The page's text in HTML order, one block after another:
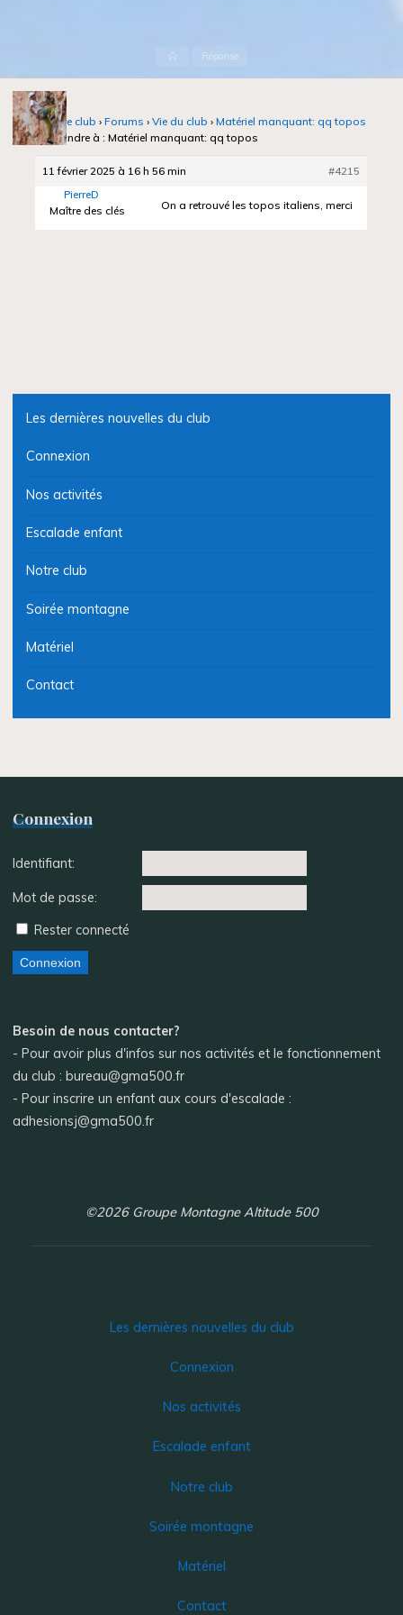
AccueilRéponse
Notre club › Forums › Vie du club › Matériel manquant: qq topos
› Répondre à : Matériel manquant: qq topos
11 février 2025 à 16 h 56 min
#4215
PierreD
Maître des clés
On a retrouvé les topos italiens, merci
Les dernières nouvelles du club
Connexion
Nos activités
Escalade enfant
Notre club
Soirée montagne
Matériel
Contact
Connexion
Identifiant:
Mot de passe:
Rester connecté
Connexion
Besoin de nous contacter?
- Pour avoir plus d'infos sur nos activités et le fonctionnement
du club : bureau@gma500.fr
- Pour inscrire un enfant aux cours d'escalade :
adhesionsj@gma500.fr
©2026 Groupe Montagne Altitude 500
Les dernières nouvelles du club
Connexion
Nos activités
Escalade enfant
Notre club
Soirée montagne
Matériel
Contact